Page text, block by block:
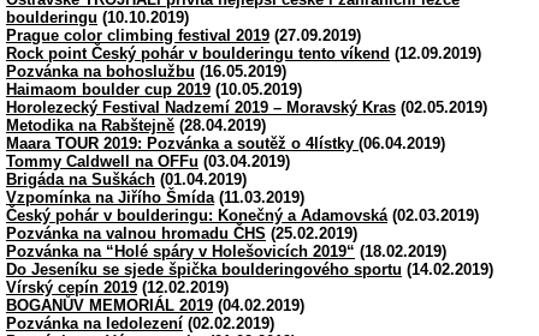
boulderingu (10.10.2019)
Prague color climbing festival 2019 (27.09.2019)
Rock point Český pohár v boulderingu tento víkend (12.09.2019)
Pozvánka na bohoslužbu (16.05.2019)
Haimaom boulder cup 2019 (10.05.2019)
Horolezecký Festival Nadzemí 2019 – Moravský Kras (02.05.2019)
Metodika na Rabštejně (28.04.2019)
Maara TOUR 2019: Pozvánka a soutěž o 4lístky (06.04.2019)
Tommy Caldwell na OFFu (03.04.2019)
Brigáda na Suškách (01.04.2019)
Vzpomínka na Jiřího Šmída (11.03.2019)
Český pohár v boulderingu: Konečný a Adamovská (02.03.2019)
Pozvánka na valnou hromadu ČHS (25.02.2019)
Pozvánka na “Holé spáry v Holešovicích 2019“ (18.02.2019)
Do Jeseníku se sjede špička boulderingového sportu (14.02.2019)
Vírský cepín 2019 (12.02.2019)
BOGANŮV MEMORIÁL 2019 (04.02.2019)
Pozvánka na ledolezení (02.02.2019)